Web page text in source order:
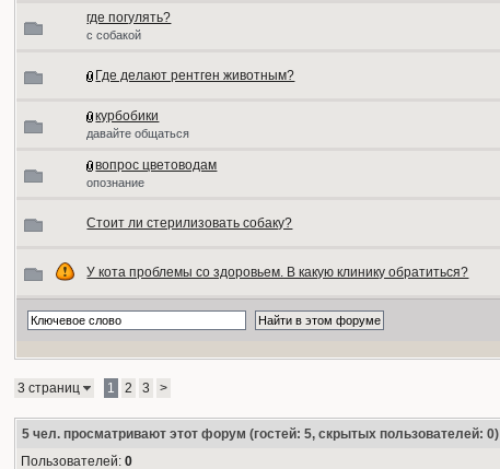
где погулять?
с собакой
Где делают рентген животным?
курбобики
давайте общаться
вопрос цветоводам
опознание
Стоит ли стерилизовать собаку?
У кота проблемы со здоровьем. В какую клинику обратиться?
3 страниц 1 2 3 >
5 чел. просматривают этот форум (гостей: 5, скрытых пользователей: 0)
Пользователей:0